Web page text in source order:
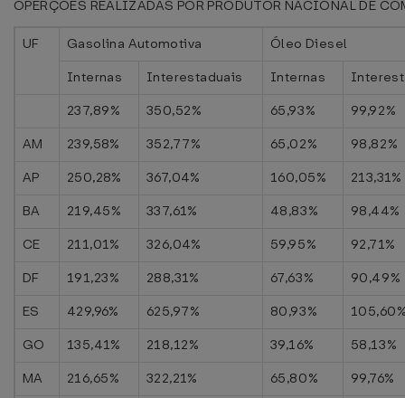
OPERÇÕES REALIZADAS POR PRODUTOR NACIONAL DE
UF Gasolina Automotiva
Óleo Diesel
Internas
Interestaduais Internas
237,89%
350,52% 65,93%
99,92%
AM
239,58% 352,77% 65,02%
98,82%
AP
250,28% 367,04% 160,05%
213,31%
BA
219,45% 337,61% 48,83%
98,44%
CE
211,01% 326,04% 59,95%
92,71%
DF
191,23% 288,31% 67,63%
90,49%
ES
429,96% 625,97% 80,93%
GO
135,41% 218,12% 39,16%
58,13%
MA
216,65% 322,21% 65,80%
99,76%